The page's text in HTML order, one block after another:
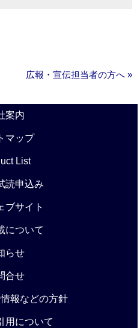
広報・宣伝担当者の方へ »
案内
マップ
List
読申込み
ブサイト
について
らせ
合せ
報などの方針
用について